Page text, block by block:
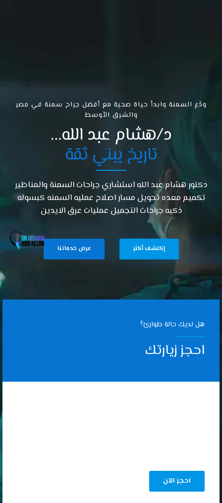
ودّع السمنة وابدأ حياة صحية مع أفضل جراح سمنة في مصر
والشرق الأوسط
د/هشام عبد الله…
تاريخ يبني ثقة
دكتور هشام عبد الله استشاري جراحات السمنة والمناظير
تكميم معده تحويل مسار اصلاح عمليه السمنه كبسوله
ذكيه جراحات التجميل عمليات عرق الايدين
إكتشف أكثر عرض خدماتنا
هل لديك حالة طوارئ؟
احجز زيارتك